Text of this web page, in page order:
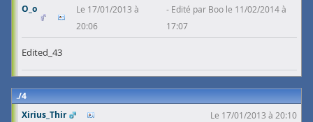
O_o
Le 17/01/2013 à
20:06
Edité par Boo le 11/02/2014 à
17:07
Edited_43
4
Xirius_Thir
Le 17/01/2013 à 20:10